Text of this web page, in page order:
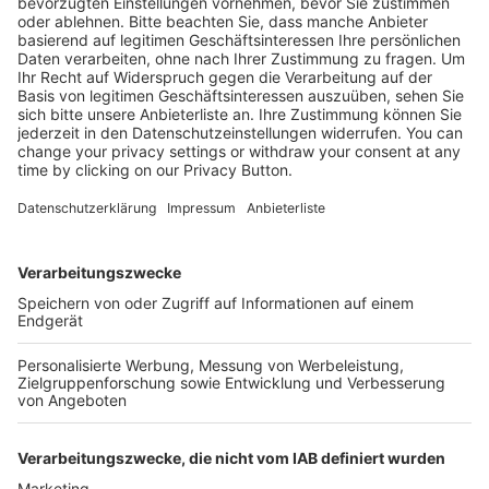
89,99 €
Mehr Infos
Kostenlose Rücksendung bis zu 14 Tage nach
Bestelleingang (innerhalb Deutschlands).
Versandkosten.
Der Bestellprozess ist mit Hilfe eines SSL-
SERVICE HOTLINE